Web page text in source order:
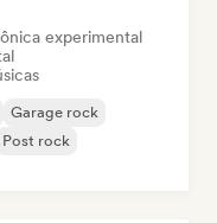
experimental
Garage rock
Post rock